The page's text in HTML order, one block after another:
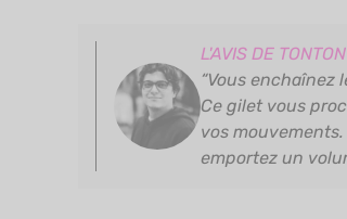
L'AVIS DE
“Vous
Ce gilet vous
vos mouvements.
emportez un